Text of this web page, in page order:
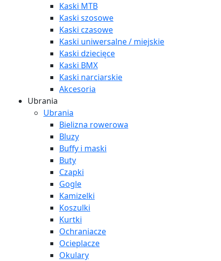
Kaski MTB
Kaski szosowe
Kaski czasowe
Kaski uniwersalne / miejskie
Kaski dziecięce
Kaski BMX
Kaski narciarskie
Akcesoria
Ubrania
Ubrania
Bielizna rowerowa
Bluzy
Buffy i maski
Buty
Czapki
Gogle
Kamizelki
Koszulki
Kurtki
Ochraniacze
Ocieplacze
Okulary